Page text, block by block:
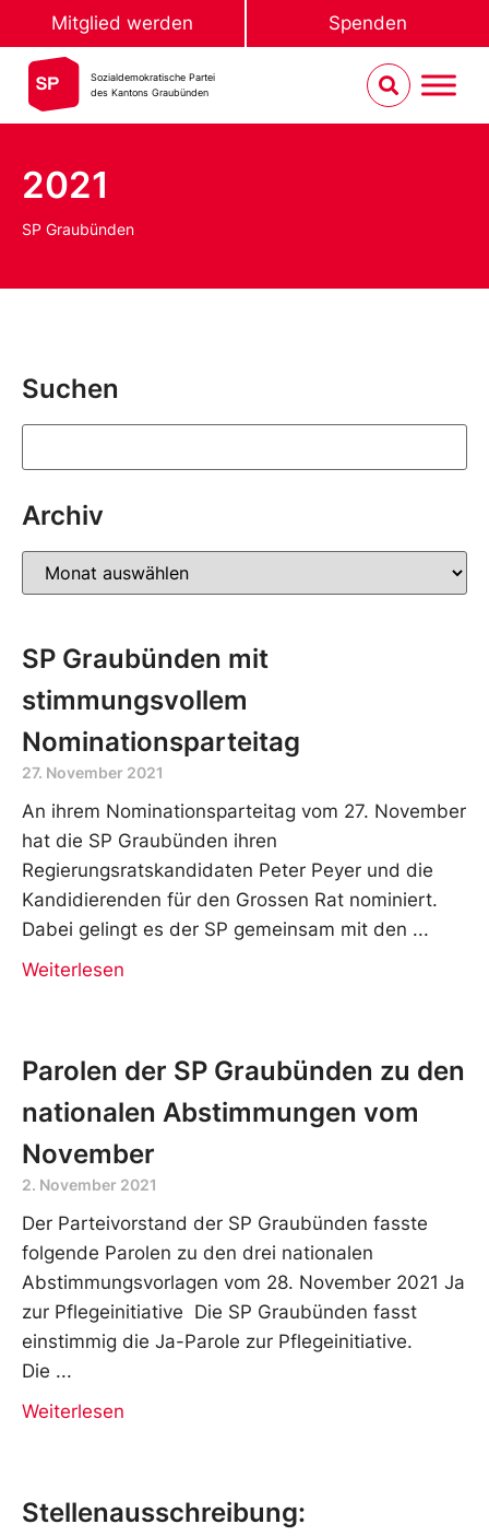
Mitglied werden Spenden
Sozialdemokratische Partei
des Kantons Graubünden
2021
SP Graubünden
Suchen
Archiv
SP Graubünden mit
stimmungsvollem
Nominationsparteitag
27. November 2021
An ihrem Nominationsparteitag vom 27. November
hat die SP Graubünden ihren
Regierungsratskandidaten Peter Peyer und die
Kandidierenden für den Grossen Rat nominiert.
Dabei gelingt es der SP gemeinsam mit den
Weiterlesen
Parolen der SP Graubünden zu den
nationalen Abstimmungen vom
November
2. November 2021
Der Parteivorstand der SP Graubünden fasste
folgende Parolen zu den drei nationalen
Abstimmungsvorlagen vom 28. November 2021 Ja
zur Pflegeinitiative Die SP Graubünden fasst
einstimmig die Ja-Parole zur Pflegeinitiative.
Die
Weiterlesen
Stellenausschreibung: